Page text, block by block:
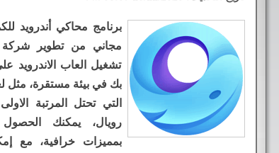
برنامج محاكي أندرويد
مجاني من تطوير
تشغيل العاب الاندرويد
بك في بيئة مستقرة، مثل
التي تحتل المرتبة
رويال، يمكنك
بمميزات خرافية، مع